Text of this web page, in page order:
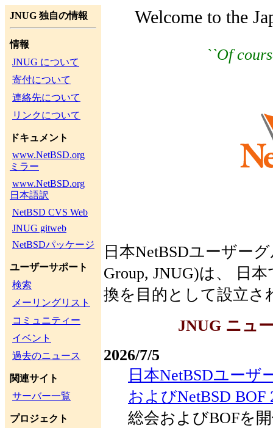
JNUG 独自の情報
情報
JNUG について
寄付について
連絡先について
リンクについて
ドキュメント
www.NetBSD.org
ミラー
www.NetBSD.org
日本語訳
NetBSD CVS Web
JNUG gitweb
NetBSDパッケージ
ユーザーサポート
検索
メーリングリスト
コミュニティー
イベント
過去のニュース
関連サイト
サーバー一覧
プロジェクト
Welcome to the
``Of
日本NetBSDユーザー
Group, JNUG)は、 日
換を目的として設立さ
JNUG ニュ
2026/7/5
日本NetBSDユーザ
およびNetBSD BOF
総会およびBOFを